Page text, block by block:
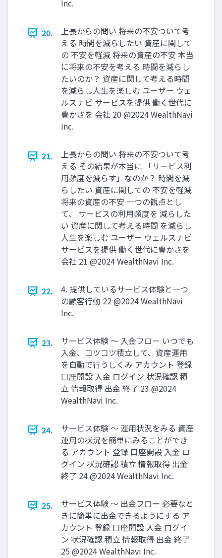
Inc.
20.
上⻑からの問い 将来の不安ついて考
える 時間を減らしたい 資産に関して
の 不安を軽減 将来の資産の不安 本当
に将来の不安を考える 時間を減らし
たいのか？ 資産に関して考える時間
を減らし⼈⽣を楽しむ ユーザー ウェ
ルスナビ サービスを提供 働く世代に
豊かさを 会社 20 @2024 WealthNavi
Inc.
21.
上⻑からの問い 将来の不安ついて考
える その結果が本当に 「サービス利
⽤頻度を減らす」なのか？ 時間を減
らしたい 資産に関しての 不安を軽減
将来の資産の不安 ⼀つの観点とし
て、 サービスの利⽤頻度を 減らした
い 資産に関して考える時間 を減らし
⼈⽣を楽しむ ユーザー ウェルスナビ
サービスを提供 働く世代に豊かさを
会社 21 @2024 WealthNavi Inc.
22.
4. 提供しているサービス体験と⼀つ
の顧客⾏動 22 @2024 WealthNavi
Inc.
23.
サービス体験 〜 ⼊⾦フロー いつでも
⼊⾦、コツコツ積⽴して、資産運⽤
を⾃動で⾏うしくみ アカウント 登録
⼝座開設 ⼊⾦ ログイン 状況確認 積
⽴ 情報取得 出⾦ 終了 23 @2024
WealthNavi Inc.
24.
サービス体験 〜 運⽤状況をみる 資産
運⽤の状況を簡単にみることができ
る アカウント 登録 ⼝座開設 ⼊⾦ ロ
グイン 状況確認 積⽴ 情報取得 出⾦
終了 24 @2024 WealthNavi Inc.
25.
サービス体験 〜 出⾦フロー 必要なと
きに簡単に出⾦できるようにする ア
カウント 登録 ⼝座開設 ⼊⾦ ログイ
ン 状況確認 積⽴ 情報取得 出⾦ 終了
25 @2024 WealthNavi Inc.